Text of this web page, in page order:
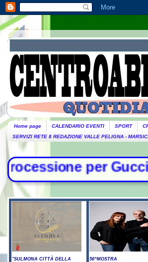
Home page CALENDARIO EVENTI SPORT
SERVIZI RETE 8 REDAZIONE VALLE PELIGNA -
per Guccini.
"SULMONA CITTÀ DELLA
56^MOSTRA